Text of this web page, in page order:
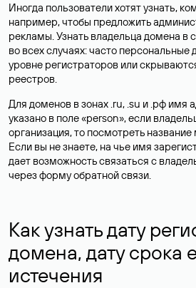
Иногда пользователи хотят узнать,
например, чтобы предложить
рекламы. Узнать владельца домена в
во всех случаях: часто персональные
уровне регистраторов или
реестров.
Для доменов в зонах .ru, .su и .рф имя
указано в поле «person», если
организация, то посмотреть
Если вы не знаете, на чье имя
дает возможность связаться с
через форму обратной связи.
Как узнать дату
домена, дату срока
истечения